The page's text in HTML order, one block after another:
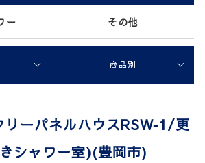
ー その他
商品別
ーパネルハウスRSW‐1/更
シャワー室)(豊岡市)